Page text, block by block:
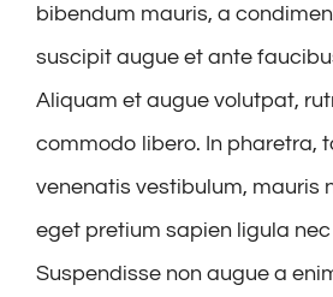
bibendum mauris, a
suscipit augue et ante
Aliquam et augue volutpat,
commodo libero. In pharetra,
venenatis vestibulum, mauris
eget pretium sapien ligula nec
Suspendisse non augue a